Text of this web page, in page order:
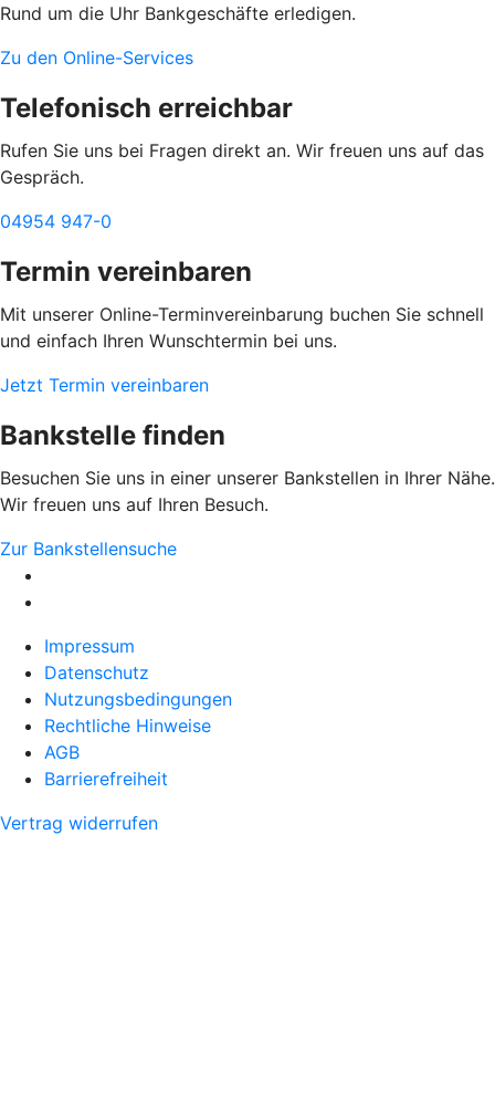
Rund um die Uhr Bankgeschäfte erledigen.
Zu den Online-Services
Telefonisch erreichbar
Rufen Sie uns bei Fragen direkt an. Wir freuen uns auf das
Gespräch.
04954 947-0
Termin vereinbaren
Mit unserer Online-Terminvereinbarung buchen Sie schnell
und einfach Ihren Wunschtermin bei uns.
Jetzt Termin vereinbaren
Bankstelle finden
Besuchen Sie uns in einer unserer Bankstellen in Ihrer Nähe.
Wir freuen uns auf Ihren Besuch.
Zur Bankstellensuche
Impressum
Datenschutz
Nutzungsbedingungen
Rechtliche Hinweise
AGB
Barrierefreiheit
Vertrag widerrufen